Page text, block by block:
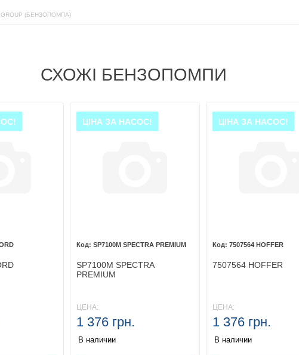
(БЕНЗОПОМПА)
СХОЖІ БЕНЗОПОМПИ
ЦІНА ЗА НАСОС!
SP7100M SPECTRA PREMIUM
SP7100M SPECTRA
PREMIUM
ЦЕНА:
1 376 грн.
В наличии
ЦІНА ЗА НАСОС!
7507564 HOFFER
7507564 HOFFER
ЦЕНА:
1 376 грн.
В наличии